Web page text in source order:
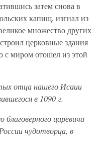
затем снова в
капищ, изгнал из
множество других
церковные здания
с миром отошел из этой
отца нашего Исаии
в 1090 г.
царевича
чудотворца, в